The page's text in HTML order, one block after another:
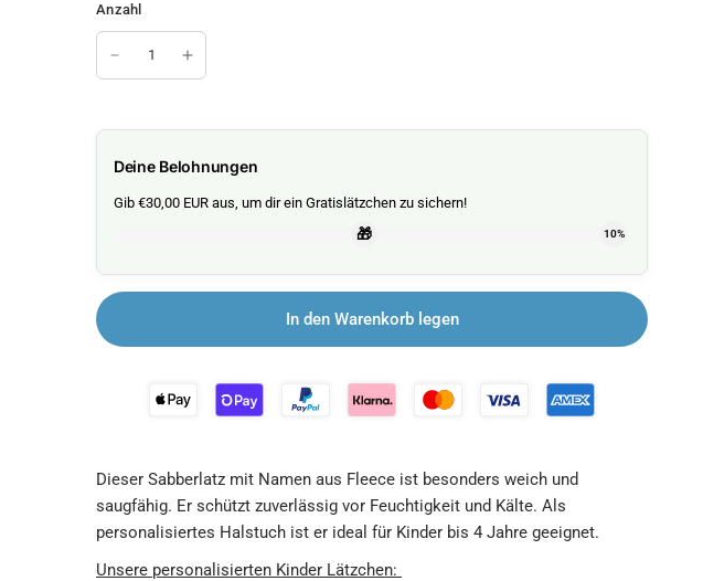
Anzahl
Deine Belohnungen
Gib €30,00 EUR aus, um dir ein Gratislätzchen zu sichern!
🎁 10%
In den Warenkorb legen
Dieser Sabberlatz mit Namen aus Fleece ist besonders weich und
saugfähig. Er schützt zuverlässig vor Feuchtigkeit und Kälte. Als
personalisiertes Halstuch ist er ideal für Kinder bis 4 Jahre geeignet.
Unsere personalisierten Kinder Lätzchen: